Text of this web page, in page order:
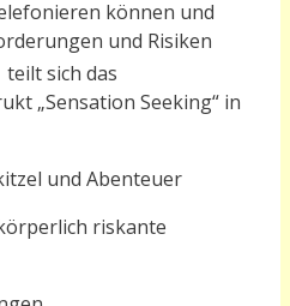
können und
und Risiken
teilt sich das
„Sensation Seeking“ in
und Abenteuer
riskante